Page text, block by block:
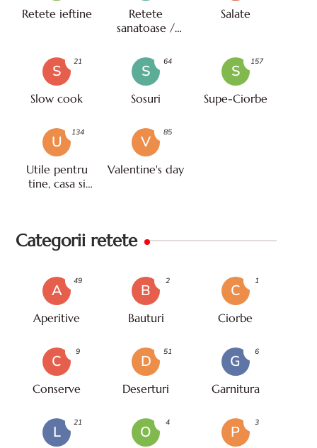
Retete ieftine
Retete
sanatoase /
Salate
S
Slow cook
21
S
Sosuri
64
S
Supe-Ciorbe
157
U
Utile pentru
tine, casa si
134
V
Valentine's day
85
Categorii retete
A
Aperitive
49
B
Bauturi
2
C
Ciorbe
1
C
Conserve
9
D
Deserturi
51
G
Garnitura
6
L
21
O
4
P
3